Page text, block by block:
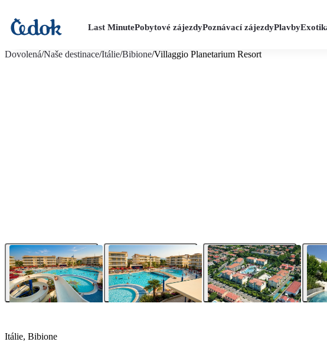
Last MinutePobytové zájezdyPoznávací zájezdyPlavby
Dovolená/Naše destinace/Itálie/Bibione/Villaggio Planetarium Resort
Itálie, Bibione